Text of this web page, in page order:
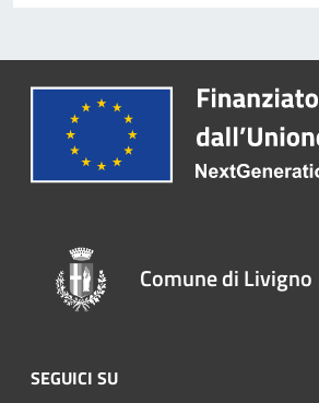
Comune di Livigno
SEGUICI SU